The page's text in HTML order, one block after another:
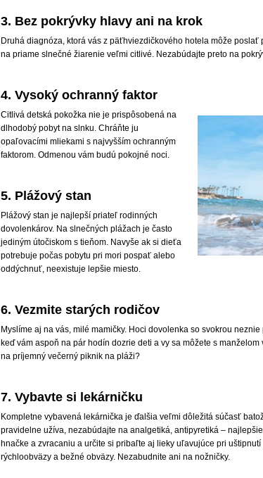
3. Bez pokrývky hlavy ani na krok
Druhá diagnóza, ktorá vás z päťhviezdičkového hotela môže poslať
na priame slnečné žiarenie veľmi citlivé. Nezabúdajte preto na
4. Vysoký ochranný faktor
Citlivá detská pokožka nie je prispôsobená na
dlhodobý pobyt na slnku. Chráňte ju
opaľovacími mliekami s najvyšším ochranným
faktorom. Odmenou vám budú pokojné noci.
5. Plážový stan
Plážový stan je najlepší priateľ rodinných
dovolenkárov. Na slnečných plážach je často
jediným útočiskom s tieňom. Navyše ak si dieťa
potrebuje počas pobytu pri mori pospať alebo
oddýchnuť, neexistuje lepšie miesto.
6. Vezmite starých rodičov
Myslíme aj na vás, milé mamičky. Hoci dovolenka so svokrou
keď vám aspoň na pár hodín dozrie deti a vy sa môžete s
na príjemný večerný piknik na pláži?
7. Vybavte si lekárničku
Kompletne vybavená lekárnička je ďalšia veľmi dôležitá súčasť
pravidelne užíva, nezabúdajte na analgetiká, antipyretiká –
hnačke a zvracaniu a určite si pribaľte aj lieky uľavujúce pri
rýchloobväzy a bežné obväzy. Nezabudnite ani na nožničky.